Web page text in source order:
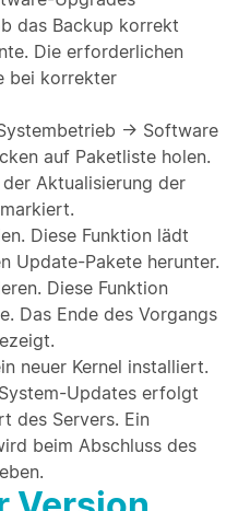
das Backup korrekt
Die erforderlichen
bei korrekter
→ Software
auf Paketliste holen.
Aktualisierung der
Diese Funktion lädt
Update-Pakete herunter.
Diese Funktion
Das Ende des Vorgangs
neuer Kernel installiert.
Updates erfolgt
des Servers. Ein
beim Abschluss des